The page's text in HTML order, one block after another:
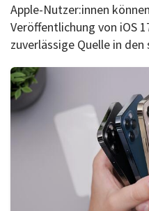
Apple-Nutzer:innen
Veröffentlichung von iOS
zuverlässige Quelle in